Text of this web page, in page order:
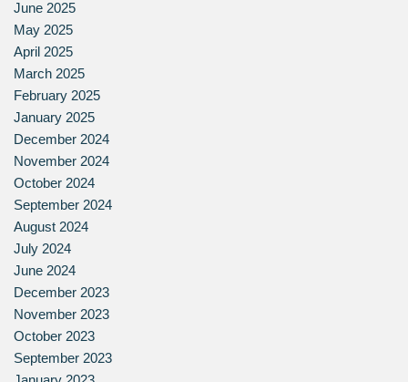
June 2025
May 2025
April 2025
March 2025
February 2025
January 2025
December 2024
November 2024
October 2024
September 2024
August 2024
July 2024
June 2024
December 2023
November 2023
October 2023
September 2023